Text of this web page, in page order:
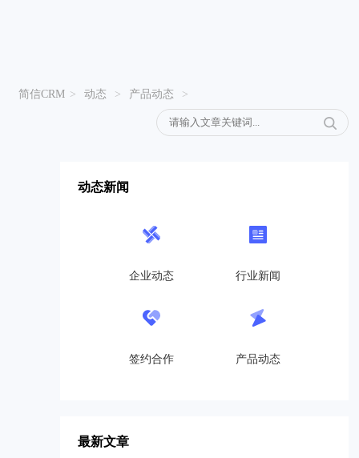
简信CRM > 动态 > 产品动态 >
动态新闻
企业动态 行业新闻
签约合作 产品动态
最新文章